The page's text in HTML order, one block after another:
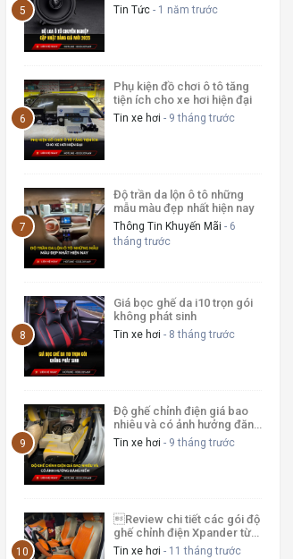
Tin Tức - 1 năm trước
Phụ kiện đồ chơi ô tô tăng
tiện ích cho xe hơi hiện đại
Tin xe hơi - 9 tháng trước
Độ trần da lộn ô tô những
mẫu màu đẹp nhất hiện nay
Thông Tin Khuyến Mãi - 6
tháng trước
Giá bọc ghế da i10 trọn gói
không phát sinh
Tin xe hơi - 8 tháng trước
Độ ghế chỉnh điện giá bao
nhiêu và có ảnh hưởng đăng
kiểm
Tin xe hơi - 9 tháng trước
Review chi tiết các gói độ
ghế chỉnh điện Xpander từ
cơ bản đến luxury
Tin xe hơi - 11 tháng trước